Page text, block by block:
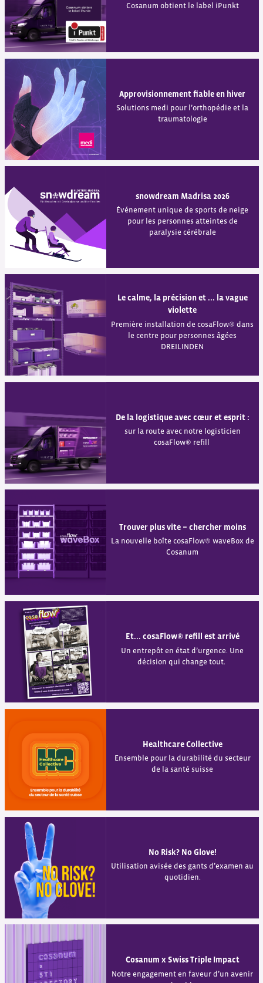
Cosanum obtient le label iPunkt
Approvisionnement fiable en hiver
Solutions medi pour l’orthopédie et la
traumatologie
snowdream Madrisa 2026
Événement unique de sports de neige
pour les personnes atteintes de
paralysie cérébrale
Le calme, la précision et ... la vague
violette
Première installation de cosaFlow® dans
le centre pour personnes âgées
DREILINDEN
De la logistique avec cœur et esprit :
sur la route avec notre logisticien
cosaFlow® refill
Trouver plus vite − chercher moins
La nouvelle boîte cosaFlow® waveBox de
Cosanum
Et... cosaFlow® refill est arrivé
Un entrepôt en état d’urgence. Une
décision qui change tout.
Healthcare Collective
Ensemble pour la durabilité du secteur
de la santé suisse
No Risk? No Glove!
Utilisation avisée des gants d’examen au
quotidien.
Cosanum x Swiss Triple Impact
Notre engagement en faveur d’un avenir